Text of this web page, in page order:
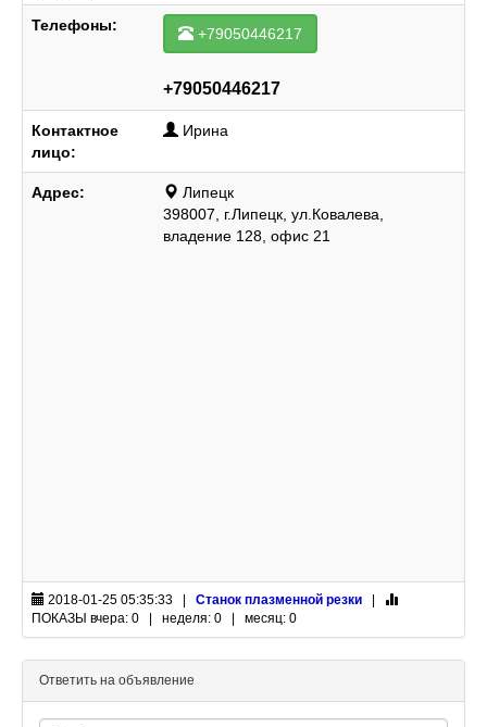
Телефоны: +79050446217
+79050446217
Контактное
лицо:
Ирина
Адрес:
Липецк
398007, г.Липецк, ул.Ковалева,
владение 128, офис 21
2018-01-25 05:35:33 | Станок плазменной резки |
ПОКАЗЫ вчера: 0 | неделя: 0 | месяц: 0
Ответить на объявление